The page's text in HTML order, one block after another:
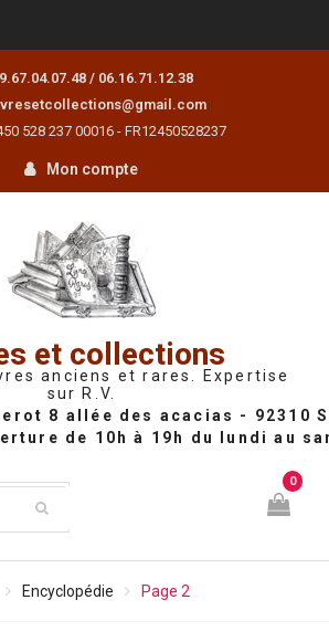
/ 06.16.71.12.38
528 237 00016 - FR12450528237
Mon compte
et collections
anciens et rares. Expertise
sur R.V.
0
Encyclopédie Page 2